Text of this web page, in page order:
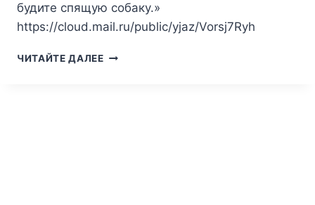
будите спящую собаку.»
https://cloud.mail.ru/public/yjaz/Vorsj7Ryh
ЧИТАЙТЕ ДАЛЕЕ АГАТА